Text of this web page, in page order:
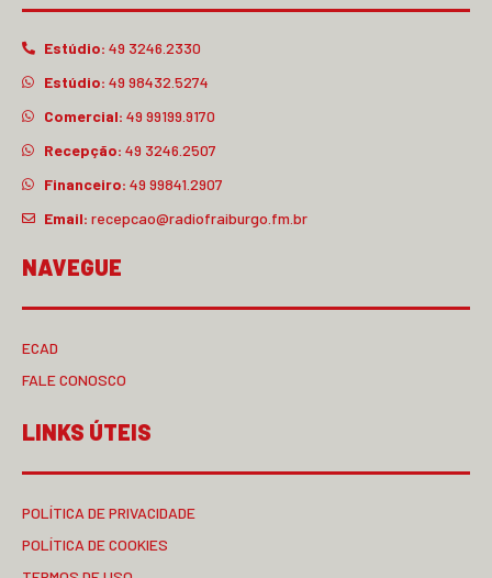
Estúdio: 49 3246.2330
Estúdio: 49 98432.5274
Comercial: 49 99199.9170
Recepção: 49 3246.2507
Financeiro: 49 99841.2907
Email: recepcao@radiofraiburgo.fm.br
NAVEGUE
ECAD
FALE CONOSCO
LINKS ÚTEIS
POLÍTICA DE PRIVACIDADE
POLÍTICA DE COOKIES